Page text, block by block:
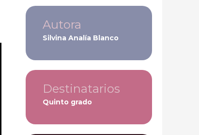
Autora
Silvina Analía Blanco
Destinatarios
Quinto grado